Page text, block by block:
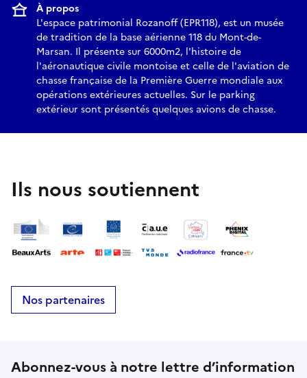
À propos
L'espace patrimonial Rozanoff (EPR118), est un musée
de tradition de la base aérienne 118 du Mont-de-
Marsan. Il présente sur 6000m2, l'histoire de
l'aéronautique civile montoise et celle de l'aviation de
chasse française de la Première Guerre mondiale aux
opérations extérieures actuelles. Sur le parking
extérieur sont présentés quelques avions de chasse.
Ils nous soutiennent
Nos partenaires
Abonnez-vous à notre lettre d’information